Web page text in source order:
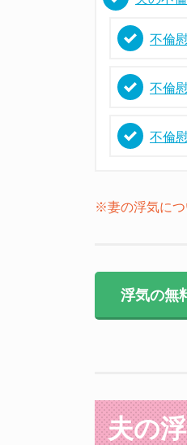
不倫
不倫
不倫
※妻の浮気につ
浮気の無
夫の